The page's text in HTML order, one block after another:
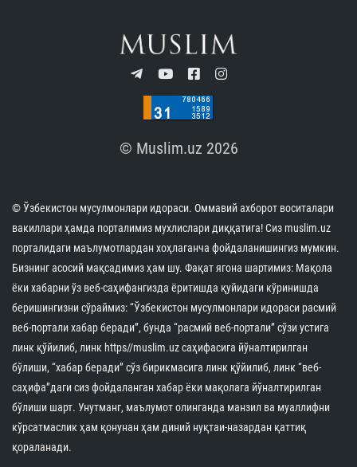
© Muslim.uz 2026
© Ўзбекистон мусулмонлари идораси. Оммавий ахборот воситалари
вакиллари ҳамда порталимиз мухлислари диққатига! Сиз muslim.uz
порталидаги маълумотлардан хоҳлаганча фойдаланишингиз мумкин.
Бизнинг асосий мақсадимиз ҳам шу. Фақат ягона шартимиз: Мақола
ёки хабарни ўз веб-саҳифангизда ёритишда қуйидаги кўринишда
беришингизни сўраймиз: “Ўзбекистон мусулмонлари идораси расмий
веб-портали хабар беради”, бунда “расмий веб-портали” сўзи устига
линк қўйилиб, линк https//muslim.uz саҳифасига йўналтирилган
бўлиши, “хабар беради” сўз бирикмасига линк қўйилиб, линк “веб-
саҳифа”даги сиз фойдаланган хабар ёки мақолага йўналтирилган
бўлиши шарт. Унутманг, маълумот олинганда манзил ва муаллифни
кўрсатмаслик ҳам қонунан ҳам диний нуқтаи-назардан қаттиқ
қораланади.